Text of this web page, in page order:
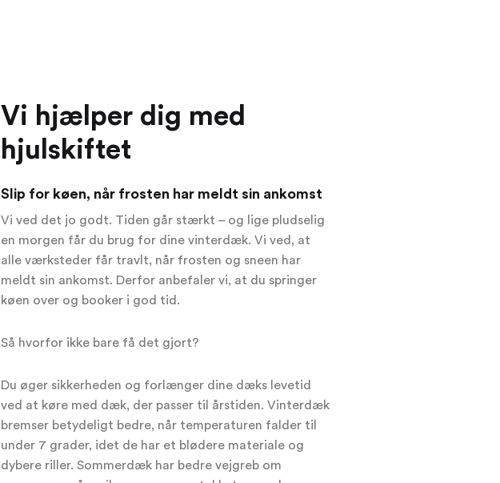
Vi hjælper dig med
hjulskiftet
Slip for køen, når frosten har meldt sin ankomst
Vi ved det jo godt. Tiden går stærkt – og lige pludselig
en morgen får du brug for dine vinterdæk. Vi ved, at
alle værksteder får travlt, når frosten og sneen har
meldt sin ankomst. Derfor anbefaler vi, at du springer
køen over og booker i god tid.
Så hvorfor ikke bare få det gjort?
Du øger sikkerheden og forlænger dine dæks levetid
ved at køre med dæk, der passer til årstiden. Vinterdæk
bremser betydeligt bedre, når temperaturen falder til
under 7 grader, idet de har et blødere materiale og
dybere riller. Sommerdæk har bedre vejgreb om